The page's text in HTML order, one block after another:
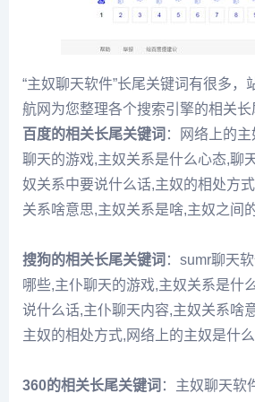
“主奴聊天软件”长尾关键词有很多，
航网为您整理各个搜索引擎的相关长
百度的相关长尾关键词 ：网络上的
聊天的游戏,主奴关系是什么心态,聊
奴关系中要说什么话,主奴的相处方
关系啥意思,主奴关系是啥,主奴之间
搜狗的相关长尾关键词 ：sumr聊天
哪些,主仆聊天的游戏,主奴关系是什
说什么话,主仆聊天内容,主奴关系啥
主奴的相处方式,网络上的主奴是什
360的相关长尾关键词 ：主奴聊天软